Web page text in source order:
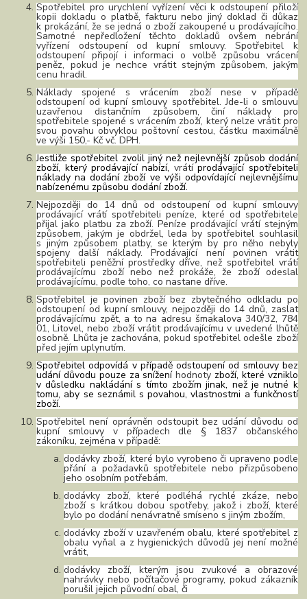
Spotřebitel pro urychlení vyřízení věci k odstoupení přiloží
kopii dokladu o platbě, fakturu nebo jiný doklad či důkaz
k prokázání, že se jedná o zboží zakoupené u prodávajícího.
Samotné nepředložení těchto dokladů ovšem nebrání
vyřízení odstoupení od kupní smlouvy. Spotřebitel k
odstoupení připojí i informaci o volbě způsobu vrácení
peněz, pokud je nechce vrátit stejným způsobem, jakým
cenu hradil.
Náklady spojené s vrácením zboží nese v případě
odstoupení od kupní smlouvy spotřebitel. Jde-li o smlouvu
uzavřenou distančním způsobem, činí náklady pro
spotřebitele spojené s vrácením zboží, který nelze vrátit pro
svou povahu obvyklou poštovní cestou, částku maximálně
ve výši 150,- Kč vč. DPH.
Jestliže spotřebitel zvolil jiný než nejlevnější způsob dodání
zboží, který prodávající nabízí, vrátíprodávající spotřebiteli
náklady na dodání zboží ve výši odpovídající nejlevnějšímu
nabízenému způsobu dodání zboží.
Nejpozději do 14 dnů od odstoupení od kupní smlouvy
prodávající vrátí spotřebiteli peníze, které od spotřebitele
přijal jako platbu za zboží. Peníze prodávající vrátí stejným
způsobem, jakým je obdržel, leda by spotřebitel souhlasil
s jiným způsobem platby, se kterým by pro něho nebyly
spojeny další náklady. Prodávající není povinen vrátit
spotřebiteli peněžní prostředky dříve, než spotřebitel vrátí
prodávajícímu zboží nebo než prokáže, že zboží odeslal
prodávajícímu, podle toho, co nastane dříve.
Spotřebitel je povinen zboží bez zbytečného odkladu po
odstoupení od kupní smlouvy, nejpozději do 14 dnů, zaslat
prodávajícímu zpět, a to na adresu šmakalova 340/32, 784
01, Litovel, nebo zboží vrátit prodávajícímu v uvedené lhůtě
osobně. Lhůta je zachována, pokud spotřebitel odešle zboží
před jejím uplynutím.
Spotřebitel odpovídá v případě odstoupení od smlouvy bez
udání důvodu pouze za sníženíhodnoty zboží, které vzniklo
v důsledku nakládání s tímto zbožím jinak, než je nutné k
tomu, aby se seznámil s povahou, vlastnostmi a funkčností
zboží.
Spotřebitel není oprávněn odstoupit bez udání důvodu od
kupní smlouvy v případech dle § 1837 občanského
zákoníku, zejména v případě:
dodávky zboží, které bylo vyrobeno či upraveno podle
přání a požadavků spotřebitele nebo přizpůsobeno
jeho osobním potřebám,
dodávky zboží, které podléhá rychlé zkáze, nebo
zboží s krátkou dobou spotřeby, jakož i zboží, které
bylo po dodání nenávratně smíseno s jiným zbožím,
dodávky zboží v uzavřeném obalu, které spotřebitel z
obalu vyňal a z hygienických důvodů jej není možné
vrátit,
dodávky zboží, kterým jsou zvukové a obrazové
nahrávky nebo počítačové programy, pokud zákazník
porušil jejich původní obal, či